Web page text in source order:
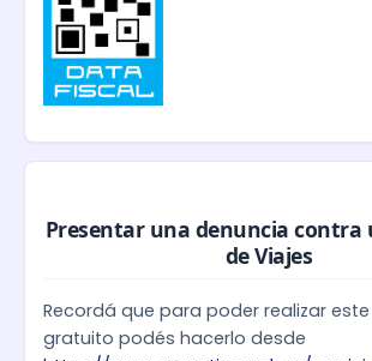
Presentar una denuncia contra
de Viajes
Recordá que para poder realizar
gratuito podés hacerlo desde